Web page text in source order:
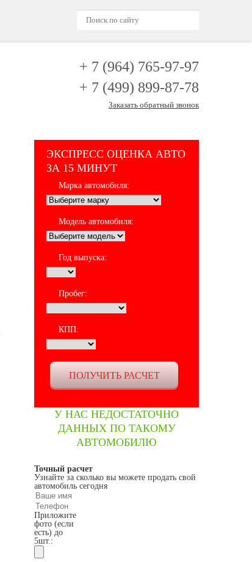
+ 7 (964) 765-97-97
+ 7 (499) 899-87-78
Заказать обратный звонок
ЭКСПРЕСС ОЦЕНКА АВТО
ЗА 15 МИНУТ
Марка автомобиля:
Модель автомобиля:
Год выпуска:
Пробег:
КПП:
У НАС НЕДОСТАТОЧНО
ДАННЫХ ПО ТАКОМУ
АВТОМОБИЛЮ
Точный расчет
Узнайте за сколько вы можете продать свой
автомобиль сегодня
Приложите
фото (если
есть) до
5шт.: